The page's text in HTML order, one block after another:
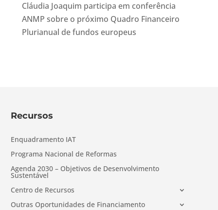
Cláudia Joaquim participa em conferência
ANMP sobre o próximo Quadro Financeiro
Plurianual de fundos europeus
Recursos
Enquadramento IAT
Programa Nacional de Reformas
Agenda 2030 – Objetivos de Desenvolvimento
Sustentável
Centro de Recursos
Outras Oportunidades de Financiamento